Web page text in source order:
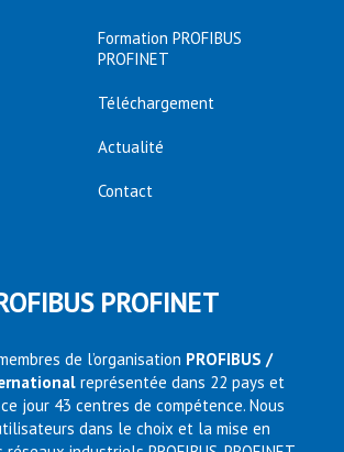
Formation PROFIBUS
PROFINET
Téléchargement
Actualité
Contact
PROFINET
de l’organisation PROFIBUS /
représentée dans 22 pays et
jour 43 centres de compétence. Nous
dans le choix et la mise en